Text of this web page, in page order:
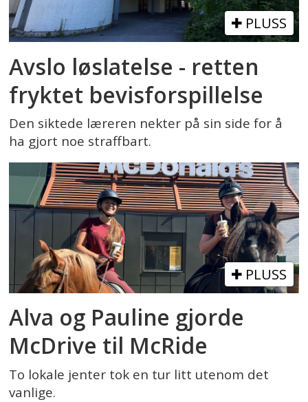
PLUSS
Avslo løslatelse - retten
fryktet bevisforspillelse
Den siktede læreren nekter på sin side for å
ha gjort noe straffbart.
PLUSS
Alva og Pauline gjorde
McDrive til McRide
To lokale jenter tok en tur litt utenom det
vanlige.